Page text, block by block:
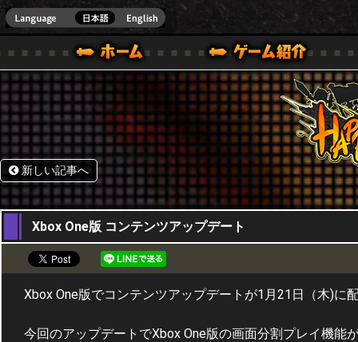
ONE VER.]
ガイド
ル｜HAPPY WARS(ハッピーウォーズ)公式サイト [ XBOX 360,XBOX ONE VER.]
サポート | HAPPY WARS(ハッピーウォーズ)公式サイ
新しい記事へ
21,01,2016
Xbox One版 コンテンツアップデート
Xbox One版でコンテンツアップデートが1月21日（木)に
今回のアップデートでXbox One版の画面分割プレイ機能